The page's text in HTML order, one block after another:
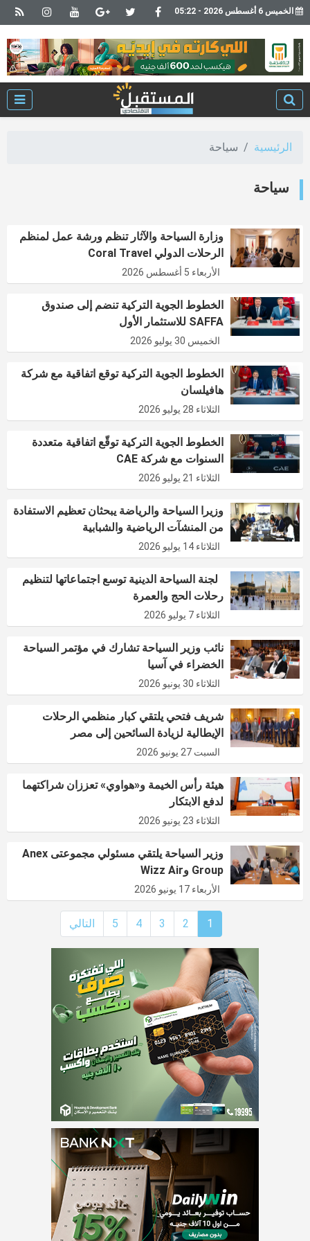
الخميس 6 أغسطس 2026 - 05:22
الرئيسية سياحة
سياحة
وزارة السياحة والآثار تنظم ورشة عمل لمنظم
الرحلات الدولي Coral Travel
الأربعاء 5 أغسطس 2026
الخطوط الجوية التركية تنضم إلى صندوق
SAFFA للاستثمار الأول
الخميس 30 يوليو 2026
الخطوط الجوية التركية توقع اتفاقية مع شركة
هافيلسان
الثلاثاء 28 يوليو 2026
الخطوط الجوية التركية توقّع اتفاقية متعددة
السنوات مع شركة CAE
الثلاثاء 21 يوليو 2026
وزيرا السياحة والرياضة يبحثان تعظيم الاستفادة
من المنشآت الرياضية والشبابية
الثلاثاء 14 يوليو 2026
لجنة السياحة الدينية توسع اجتماعاتها لتنظيم
رحلات الحج والعمرة
الثلاثاء 7 يوليو 2026
نائب وزير السياحة تشارك في مؤتمر السياحة
الخضراء في آسيا
الثلاثاء 30 يونيو 2026
شريف فتحي يلتقي كبار منظمي الرحلات
الإيطالية لزيادة السائحين إلى مصر
السبت 27 يونيو 2026
هيئة رأس الخيمة و«هواوي» تعززان شراكتهما
لدفع الابتكار
الثلاثاء 23 يونيو 2026
وزير السياحة يلتقي مسئولي مجموعتى Anex
Group وWizz Air
الأربعاء 17 يونيو 2026
1
2
3
4
5 التالي